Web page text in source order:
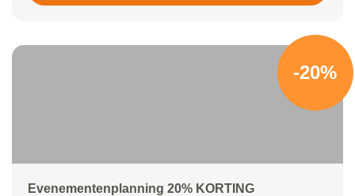
-20%
Evenementenplanning 20% KORTING